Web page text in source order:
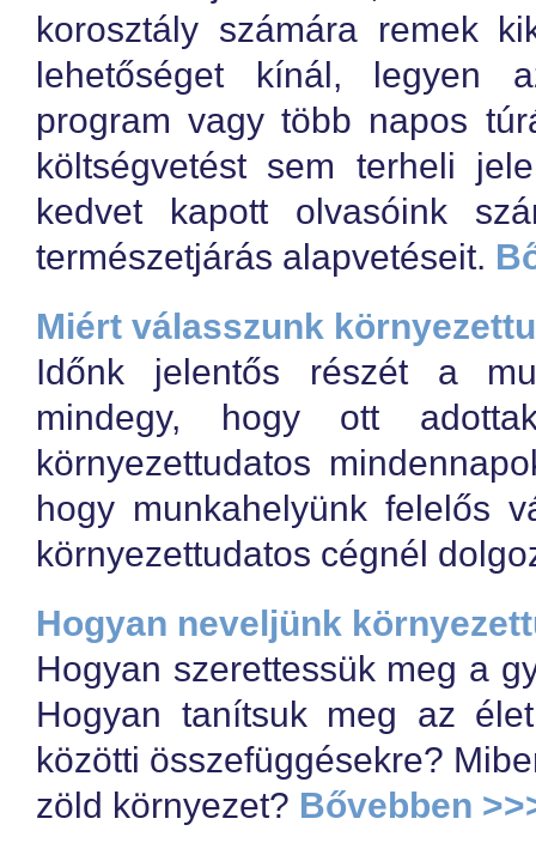
korosztály számára remek
lehetőséget kínál, legyen
program vagy több napos
költségvetést sem terheli
kedvet kapott olvasóink
természetjárás alapvetéseit.
Miért válasszunk
Időnk jelentős részét a
mindegy, hogy ott
környezettudatos
hogy munkahelyünk felelős
környezettudatos cégnél
Hogyan neveljünk
Hogyan szerettessük meg a
Hogyan tanítsuk meg az
közötti összefüggésekre?
zöld környezet? Bővebben